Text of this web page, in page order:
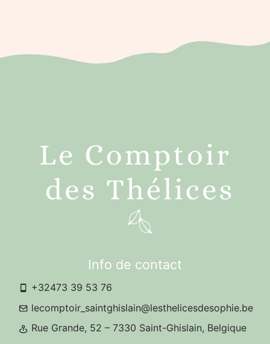
Info de contact
+32473 39 53 76
lecomptoir_saintghislain@lesthelicesdesophie.be
Rue Grande, 52 – 7330 Saint-Ghislain, Belgique